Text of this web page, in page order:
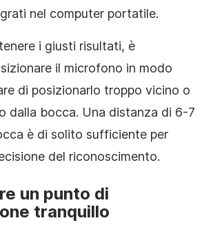
nel computer portatile.
i giusti risultati, è
il microfono in modo
di posizionarlo troppo vicino o
dalla bocca. Una distanza di 6-7
è di solito sufficiente per
del riconoscimento.
un punto di
tranquillo